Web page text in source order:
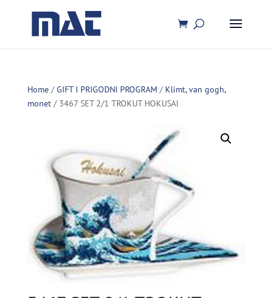
Home/GIFT I PRIGODNI PROGRAM / Klimt, van gogh,
monet/ 3467 SET 2/1 TROKUT HOKUSAI